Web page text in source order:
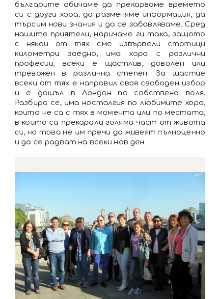
българите обичаме да прекарваме времето
си с други хора, да разменяме информация, да
търсим нови знания и да се забавляваме. Сред
нашите приятели, наричаме ги така, защото
с някои от тях сме извървели стотици
километри заедно, има хора с различни
професии, всеки е щастлив, доволен или
тревожен в различна степен. За щастие
всеки от тях е направил своя свободен избор
и е дошъл в Лондон по собствена воля.
Разбира се, има носталгия по любимите хора,
които не са с тях в момента или по местата,
в които са прекарали голяма част от живота
си, но това не им пречи да живеят пълноценно
и да се радват на всеки нов ден.